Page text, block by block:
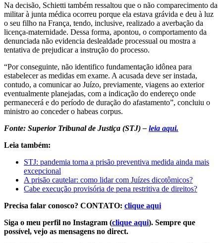
Na decisão, Schietti também ressaltou que o não comparecimento da
militar à junta médica ocorreu porque ela estava grávida e deu à luz
o seu filho na França, tendo, inclusive, realizado a averbação da
licença-maternidade. Dessa forma, apontou, o comportamento da
denunciada não evidencia deslealdade processual ou mostra a
tentativa de prejudicar a instrução do processo.
“Por conseguinte, não identifico fundamentação idônea para
estabelecer as medidas em exame. A acusada deve ser instada,
contudo, a comunicar ao Juízo, previamente, viagens ao exterior
eventualmente planejadas, com a indicação do endereço onde
permanecerá e do período de duração do afastamento”, concluiu o
ministro ao conceder o habeas corpus.
Fonte: Superior Tribunal de Justiça (STJ) – leia aqui.
Leia também:
STJ: pandemia torna a prisão preventiva medida ainda mais
excepcional
A prisão cautelar: como lidar com Juízes dicotômicos?
Cabe execução provisória de pena restritiva de direitos?
Precisa falar conosco? CONTATO: clique aqui
Siga o meu perfil no Instagram (clique aqui). Sempre que
possível, vejo as mensagens no direct.